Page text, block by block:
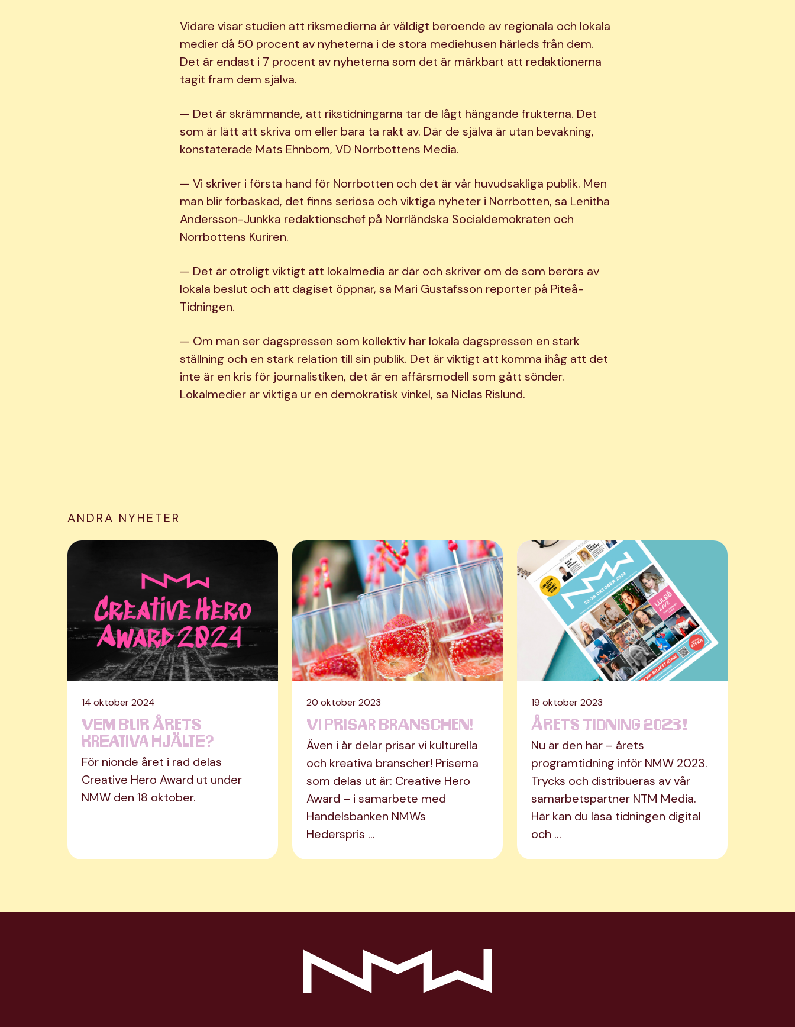
Vidare visar studien att riksmedierna är väldigt beroende av regionala och lokala
medier då 50 procent av nyheterna i de stora mediehusen härleds från dem.
Det är endast i 7 procent av nyheterna som det är märkbart att redaktionerna
tagit fram dem själva.
— Det är skrämmande, att rikstidningarna tar de lågt hängande frukterna. Det
som är lätt att skriva om eller bara ta rakt av. Där de själva är utan bevakning,
konstaterade Mats Ehnbom, VD Norrbottens Media.
— Vi skriver i första hand för Norrbotten och det är vår huvudsakliga publik. Men
man blir förbaskad, det finns seriösa och viktiga nyheter i Norrbotten, sa Lenitha
Andersson-Junkka redaktionschef på Norrländska Socialdemokraten och
Norrbottens Kuriren.
— Det är otroligt viktigt att lokalmedia är där och skriver om de som berörs av
lokala beslut och att dagiset öppnar, sa Mari Gustafsson reporter på Piteå-
Tidningen.
— Om man ser dagspressen som kollektiv har lokala dagspressen en stark
ställning och en stark relation till sin publik. Det är viktigt att komma ihåg att det
inte är en kris för journalistiken, det är en affärsmodell som gått sönder.
Lokalmedier är viktiga ur en demokratisk vinkel, sa Niclas Rislund.
ANDRA NYHETER
14 oktober 2024
Vem blir årets
kreativa hjälte?
För nionde året i rad delas
Creative Hero Award ut under
NMW den 18 oktober.
20 oktober 2023
Vi prisar branschen!
Även i år delar prisar vi kulturella
och kreativa branscher! Priserna
som delas ut är: Creative Hero
Award – i samarbete med
Handelsbanken NMWs
Hederspris …
19 oktober 2023
Årets tidning 2023!
Nu är den här – årets
programtidning inför NMW 2023.
Trycks och distribueras av vår
samarbetspartner NTM Media.
Här kan du läsa tidningen digital
och …